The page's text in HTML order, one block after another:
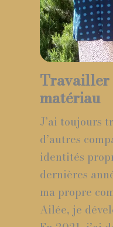
Travailler
matériau
J’ai toujours
d’autres
identités
dernières
ma propre
Ailée, je